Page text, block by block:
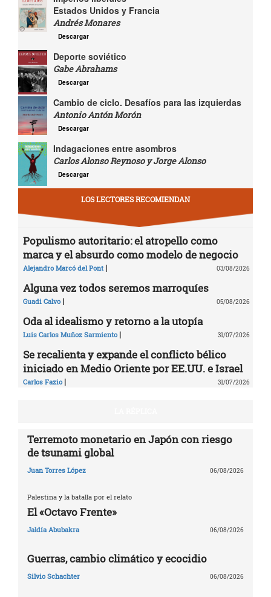
Estados Unidos y Francia
Andrés Monares
Descargar
Deporte soviético
Gabe Abrahams
Descargar
Cambio de ciclo. Desafíos para las izquierdas
Antonio Antón Morón
Descargar
Indagaciones entre asombros
Carlos Alonso Reynoso y Jorge Alonso
Descargar
LOS LECTORES RECOMIENDAN
Populismo autoritario: el atropello como
marca y el absurdo como modelo de negocio
Alejandro Marcó del Pont | 03/08/2026
Alguna vez todos seremos marroquíes
Guadi Calvo | 05/08/2026
Oda al idealismo y retorno a la utopía
Luis Carlos Muñoz Sarmiento | 31/07/2026
Se recalienta y expande el conflicto bélico
iniciado en Medio Oriente por EE.UU. e Israel
Carlos Fazio | 31/07/2026
Terremoto monetario en Japón con riesgo
de tsunami global
Juan Torres López 06/08/2026
Palestina y la batalla por el relato
El «Octavo Frente»
Jaldía Abubakra 06/08/2026
Guerras, cambio climático y ecocidio
Silvio Schachter 06/08/2026